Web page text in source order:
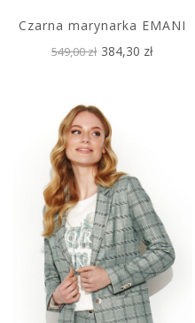
Czarna marynarka EMANI
549,00 zł 384,30 zł